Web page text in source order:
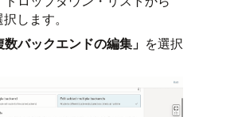
します。
数バックエンドの編集」 を選択